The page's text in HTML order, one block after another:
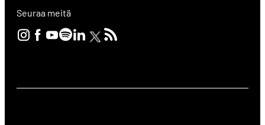
Seuraa meitä